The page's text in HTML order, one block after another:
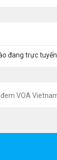
đang trực
VOA